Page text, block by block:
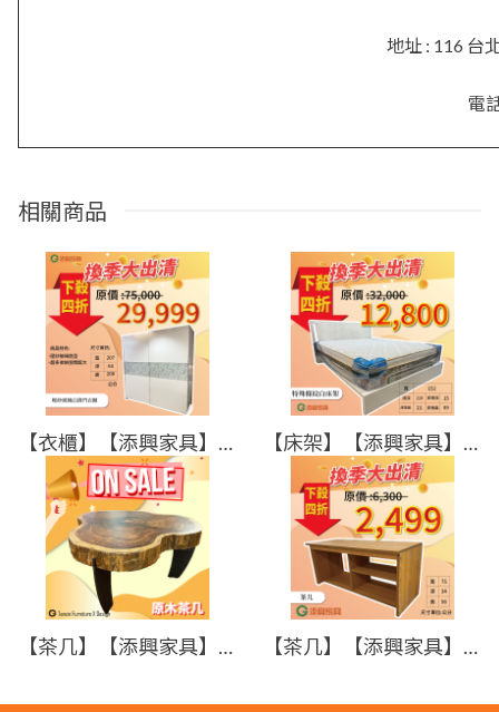
地址 : 116 台
電
相關商品
【衣櫃】【添興家具】現場出清 / 夾紗玻璃大衣櫥/多樣分隔 /推門衣櫥/好看好搭配 僅此一件 要買要快!! 【床架】【添興家具】現場出清 / 條紋白床架/ 底下簍空造型/尾檔版/實木床架 僅此一件 要買要快!!
【茶几】【添興家具】現場出清 / 原木茶几 / 非洲柚木 / 耐用好看 要買要快!! 【茶几】【添興家具】現場出清 / 木心板實用茶几/多樣分隔 /深度較淺適合小空間/低甲醛木心板 僅此一件 要買要快!!